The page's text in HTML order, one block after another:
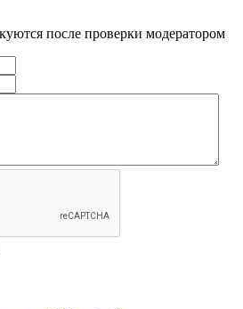
после проверки модератором